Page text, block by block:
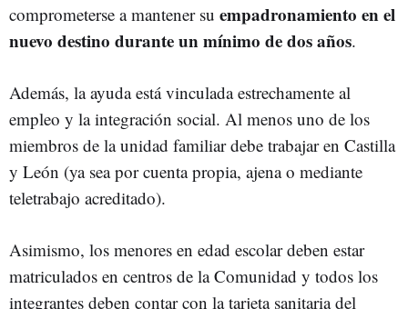
comprometerse a mantener su empadronamiento en el
nuevo destino durante un mínimo de dos años.
Además, la ayuda está vinculada estrechamente al
empleo y la integración social. Al menos uno de los
miembros de la unidad familiar debe trabajar en Castilla
y León (ya sea por cuenta propia, ajena o mediante
teletrabajo acreditado).
Asimismo, los menores en edad escolar deben estar
matriculados en centros de la Comunidad y todos los
integrantes deben contar con la tarjeta sanitaria del